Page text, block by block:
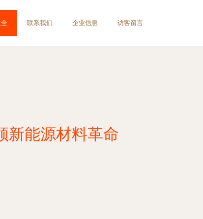
联系我们 企业信息 访客留言
新能源材料革命